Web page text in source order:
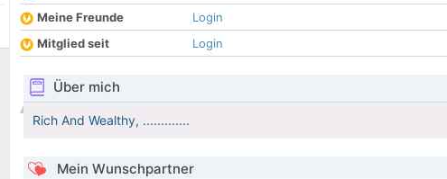
Meine Freunde
Login
Mitglied seit
Login
Über mich
Rich And Wealthy, .............
Mein Wunschpartner